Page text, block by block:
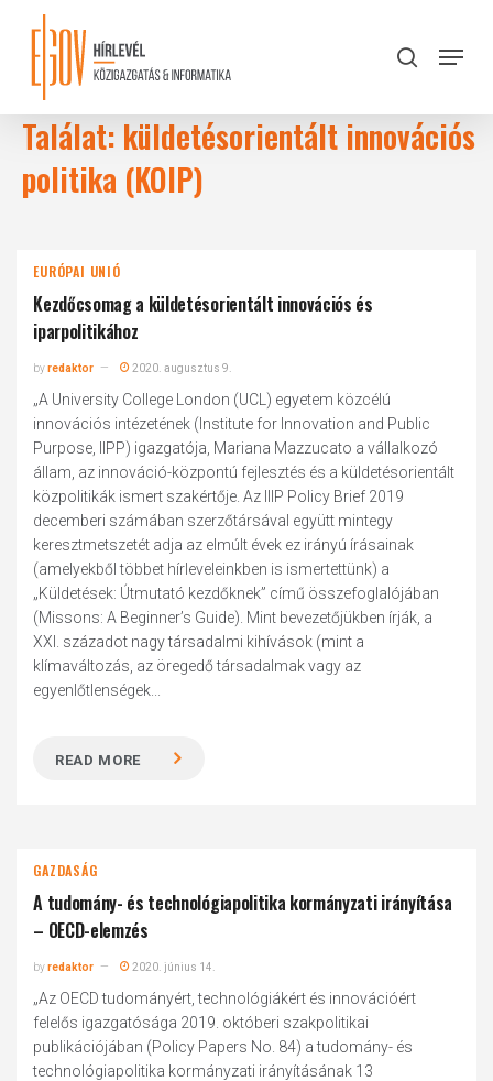
content
search
Menu
Találat: küldetésorientált innovációs
politika (KOIP)
EURÓPAI UNIÓ
Kezdőcsomag a küldetésorientált innovációs és
iparpolitikához
byredaktor 2020. augusztus 9.
„A University College London (UCL) egyetem közcélú
innovációs intézetének (Institute for Innovation and Public
Purpose, IIPP) igazgatója, Mariana Mazzucato a vállalkozó
állam, az innováció-központú fejlesztés és a küldetésorientált
közpolitikák ismert szakértője. Az IIIP Policy Brief 2019
decemberi számában szerzőtársával együtt mintegy
keresztmetszetét adja az elmúlt évek ez irányú írásainak
(amelyekből többet hírleveleinkben is ismertettünk) a
„Küldetések: Útmutató kezdőknek” című összefoglalójában
(Missons: A Beginner’s Guide). Mint bevezetőjükben írják, a
XXI. századot nagy társadalmi kihívások (mint a
klímaváltozás, az öregedő társadalmak vagy az
egyenlőtlenségek...
READ MORE
GAZDASÁG
A tudomány- és technológiapolitika kormányzati irányítása
– OECD-elemzés
byredaktor 2020. június 14.
„Az OECD tudományért, technológiákért és innovációért
felelős igazgatósága 2019. októberi szakpolitikai
publikációjában (Policy Papers No. 84) a tudomány- és
technológiapolitika kormányzati irányításának 13
Close